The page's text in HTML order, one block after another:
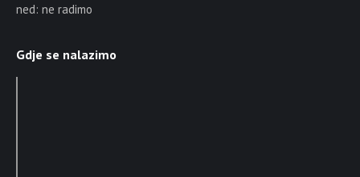
ned: ne radimo
Gdje se nalazimo